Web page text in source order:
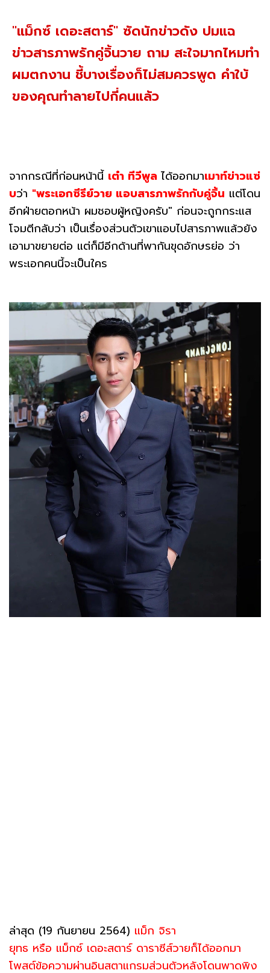
"แม็กซ์ เดอะสตาร์" ซัดนักข่าวดัง ปมแฉ
ข่าวสารภาพรักคู่จิ้นวาย ถาม สะใจมากไหมทำ
ผมตกงาน ชี้บางเรื่องก็ไม่สมควรพูด คำใบ้
ของคุณทำลายไปกี่คนแล้ว
จากกรณีที่ก่อนหน้านี้ เต๋า ทีวีพูล ได้ออกมาเมาท์ข่าวแซ่
บว่า "พระเอกซีรีย์วาย แอบสารภาพรักกับคู่จิ้น แต่โดน
อีกฝ่ายตอกหน้า ผมชอบผู้หญิงครับ" ก่อนจะถูกกระแส
โจมตีกลับว่า เป็นเรื่องส่วนตัวเขาแอบไปสารภาพแล้วยัง
เอามาขยายต่อ แต่ก็มีอีกด้านที่พากันขุดอักษรย่อ ว่า
พระเอกคนนี้จะเป็นใคร
ล่าสุด (19 กันยายน 2564) แม็ก จิรา
ยุทธ หรือ แม็กซ์ เดอะสตาร์ ดาราซีส์วายก็ได้ออกมา
โพสต์ข้อความผ่านอินสตาแกรมส่วนตัวหลังโดนพาดพิง